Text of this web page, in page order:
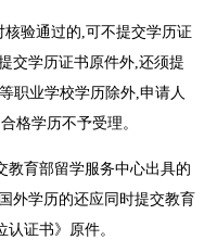
验通过的,可不提交学历证
交学历证书原件外,还须提
职业学校学历除外,申请人
格学历不予受理。
教育部留学服务中心出具的
外学历的还应同时提交教育
证书》原件。